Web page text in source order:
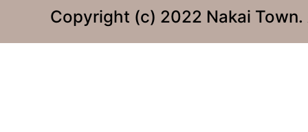
Copyright (c) 2022 Nakai Town.